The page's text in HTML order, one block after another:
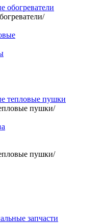
обогреватели
/
тепловые пушки
пушки/
пушки/